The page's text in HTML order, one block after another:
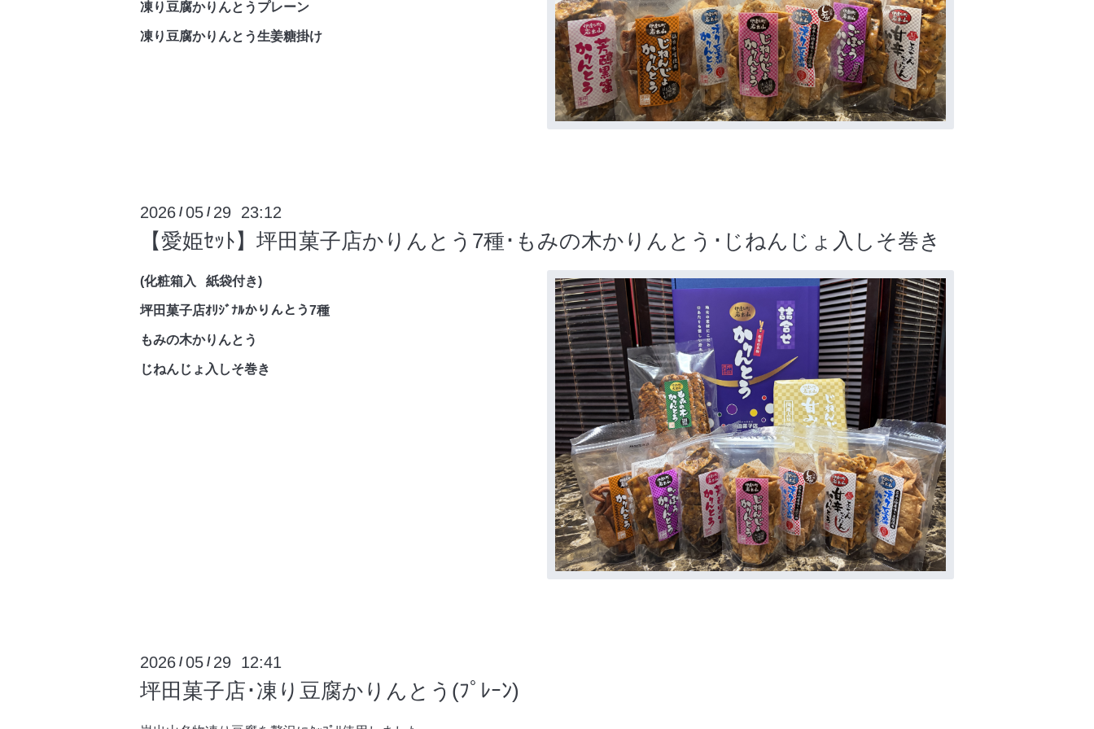
凍り豆腐かりんとうプレーン
凍り豆腐かりんとう生姜糖掛け
2026 /05 / 29 23:12
【愛姫ｾｯﾄ】坪田菓子店かりんとう7種･もみの木かりんとう･じねんじょ入しそ巻き
(化粧箱入 紙袋付き)
坪田菓子店ｵﾘｼﾞﾅﾙかりんとう7種
もみの木かりんとう
じねんじょ入しそ巻き
2026 /05 / 29 12:41
坪田菓子店･凍り豆腐かりんとう(ﾌﾟﾚｰﾝ)